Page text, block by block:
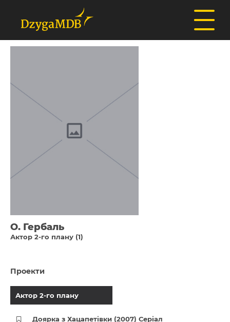
О. Гербаль
Актор 2-го плану (1)
Проекти
Актор 2-го плану
Доярка з Хацапетівки (2007) Серіал